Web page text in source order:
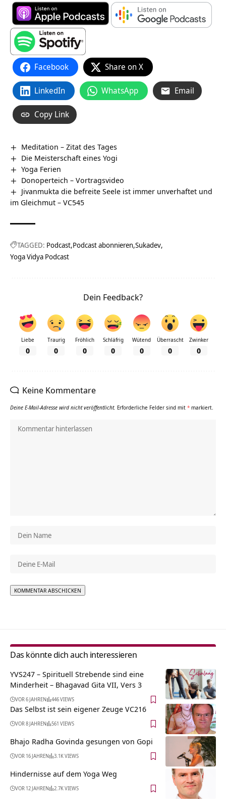
Facebook Share on X
LinkedIn WhatsApp Email
Copy Link
Meditation – Zitat des Tages
Die Meisterschaft eines Yogi
Yoga Ferien
Donoperteich‏‎ – Vortragsvideo
Jivanmukta die befreite Seele ist immer unverhaftet und
im Gleichmut – VC545
TAGGED: Podcast Podcast abonnieren Sukadev
Yoga Vidya Podcast
Dein Feedback?
Liebe
0
Traurig
0
Fröhlich
0
Schläfrig
0
Wütend
0
Überrascht
0
Zwinker
0
Keine Kommentare
Deine E-Mail-Adresse wird nicht veröffentlicht. Erforderliche Felder sind mit * markiert.
Das könnte dich auch interessieren
YVS247 – Spirituell Strebende sind eine
Minderheit – Bhagavad Gita VII, Vers 3
VOR 6 JAHREN 446 VIEWS
Das Selbst ist sein eigener Zeuge VC216
VOR 8 JAHREN 561 VIEWS
Bhajo Radha Govinda gesungen von Gopi
VOR 16 JAHREN 3.1K VIEWS
Hindernisse auf dem Yoga Weg
VOR 12 JAHREN 2.7K VIEWS